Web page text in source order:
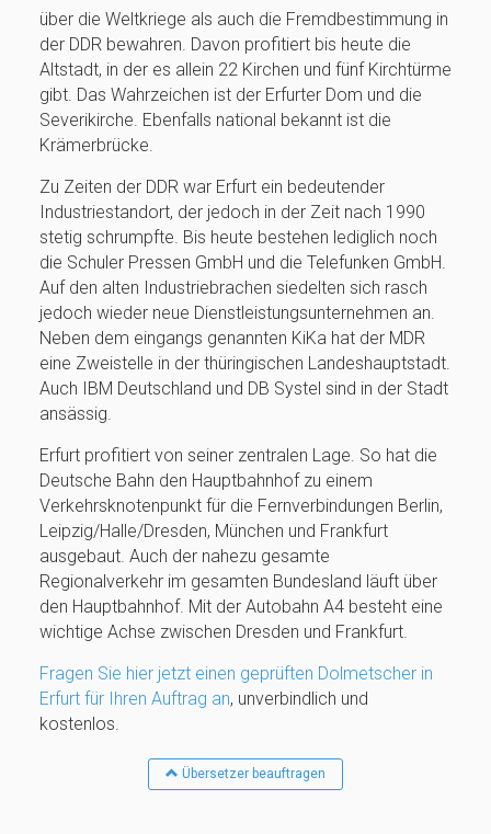
über die Weltkriege als auch die Fremdbestimmung in
der DDR bewahren. Davon profitiert bis heute die
Altstadt, in der es allein 22 Kirchen und fünf Kirchtürme
gibt. Das Wahrzeichen ist der Erfurter Dom und die
Severikirche. Ebenfalls national bekannt ist die
Krämerbrücke.
Zu Zeiten der DDR war Erfurt ein bedeutender
Industriestandort, der jedoch in der Zeit nach 1990
stetig schrumpfte. Bis heute bestehen lediglich noch
die Schuler Pressen GmbH und die Telefunken GmbH.
Auf den alten Industriebrachen siedelten sich rasch
jedoch wieder neue Dienstleistungsunternehmen an.
Neben dem eingangs genannten KiKa hat der MDR
eine Zweistelle in der thüringischen Landeshauptstadt.
Auch IBM Deutschland und DB Systel sind in der Stadt
ansässig.
Erfurt profitiert von seiner zentralen Lage. So hat die
Deutsche Bahn den Hauptbahnhof zu einem
Verkehrsknotenpunkt für die Fernverbindungen Berlin,
Leipzig/Halle/Dresden, München und Frankfurt
ausgebaut. Auch der nahezu gesamte
Regionalverkehr im gesamten Bundesland läuft über
den Hauptbahnhof. Mit der Autobahn A4 besteht eine
wichtige Achse zwischen Dresden und Frankfurt.
Fragen Sie hier jetzt einen geprüften Dolmetscher in
Erfurt für Ihren Auftrag an, unverbindlich und
kostenlos.
Übersetzer beauftragen